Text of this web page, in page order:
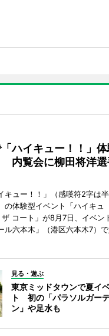
ハイキュー！！」
内覧会に柳田将洋選
キュー！！」（感嘆符2字は
の体験型イベント「ハイキュ
コート」が8月7日、イベン
ル六本木」（港区六本木7）で
見る・遊ぶ
東京ミッドタウンで夏イ
ト 初の「パラソルガー
ン」や足水も